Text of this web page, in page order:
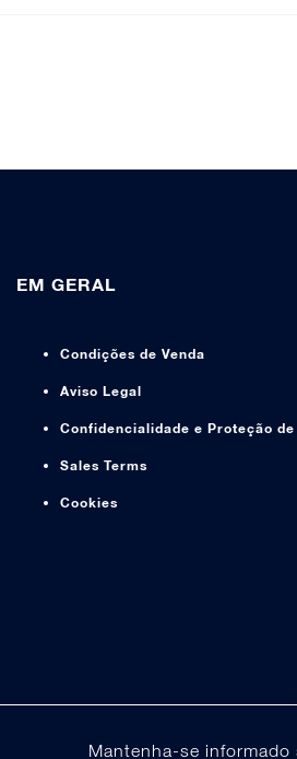
EM GERAL
Condições de Venda
Aviso Legal
Confidencialidade e Proteção de
Sales Terms
Cookies